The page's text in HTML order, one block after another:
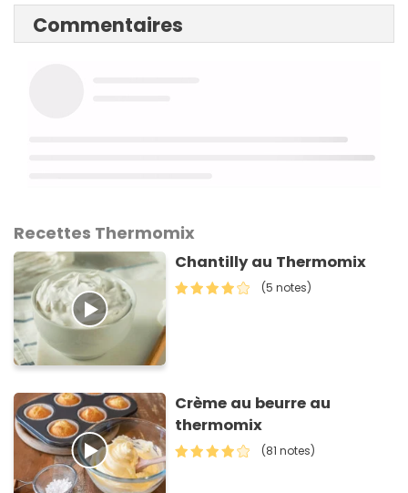
Commentaires
Recettes Thermomix
Chantilly au Thermomix
(5 notes)
Crème au beurre au
thermomix
(81 notes)